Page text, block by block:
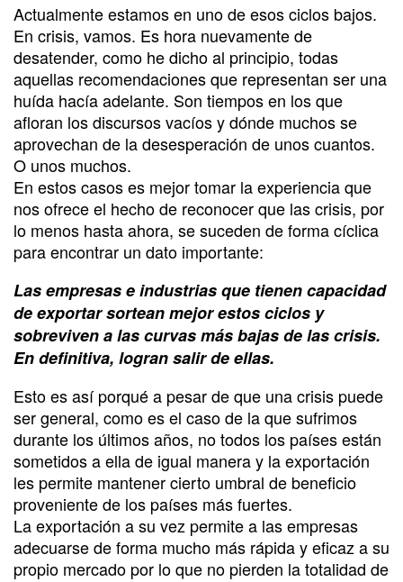
Actualmente estamos en uno de esos ciclos bajos.
En crisis, vamos. Es hora nuevamente de
desatender, como he dicho al principio, todas
aquellas recomendaciones que representan ser una
huída hacía adelante. Son tiempos en los que
afloran los discursos vacíos y dónde muchos se
aprovechan de la desesperación de unos cuantos.
O unos muchos.
En estos casos es mejor tomar la experiencia que
nos ofrece el hecho de reconocer que las crisis, por
lo menos hasta ahora, se suceden de forma cíclica
para encontrar un dato importante:
Las empresas e industrias que tienen capacidad
de exportar sortean mejor estos ciclos y
sobreviven a las curvas más bajas de las crisis.
En definitiva, logran salir de ellas.
Esto es así porqué a pesar de que una crisis puede
ser general, como es el caso de la que sufrimos
durante los últimos años, no todos los países están
sometidos a ella de igual manera y la exportación
les permite mantener cierto umbral de beneficio
proveniente de los países más fuertes.
La exportación a su vez permite a las empresas
adecuarse de forma mucho más rápida y eficaz a su
propio mercado por lo que no pierden la totalidad de